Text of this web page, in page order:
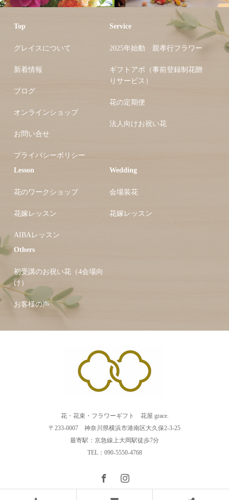
Top
グレイスについて
新着情報
ブログ
オンラインショップ
お問い合せ
プライバシーポリシー
Service
2025年始動 親孝行フラワー
ギフトアポ（事前登録制花贈
りサービス）
花の定期便
法人向けお祝い花
Lesson
花のワークショップ
花嫁レッスン
AIBAレッスン
Wedding
会場装花
花嫁レッスン
Others
初受講のお祝い花（4会場向
け）
お客様の声
花・花束・フラワーギフト 花屋 grace.
〒233-0007 神奈川県横浜市港南区大久保2-3-25
最寄駅：京急線上大岡駅徒歩7分
TEL：090-5550-4768